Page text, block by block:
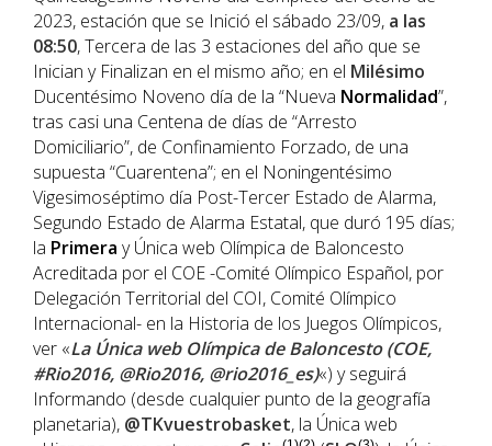
2023, estación que se Inició el sábado 23/09, a las
08:50, Tercera de las 3 estaciones del año que se
Inician y Finalizan en el mismo año; en el Milésimo
Ducentésimo Noveno día de la “Nueva Normalidad”,
tras casi una Centena de días de “Arresto
Domiciliario”, de Confinamiento Forzado, de una
supuesta “Cuarentena”; en el Noningentésimo
Vigesimoséptimo día Post-Tercer Estado de Alarma,
Segundo Estado de Alarma Estatal, que duró 195 días;
la Primera y Única web Olímpica de Baloncesto
Acreditada por el COE -Comité Olímpico Español, por
Delegación Territorial del COI, Comité Olímpico
Internacional- en la Historia de los Juegos Olímpicos,
ver «La Única web Olímpica de Baloncesto (COE,
#Rio2016, @Rio2016, @rio2016_es)«) y seguirá
Informando (desde cualquier punto de la geografía
planetaria), @TKvuestrobasket, la Única web